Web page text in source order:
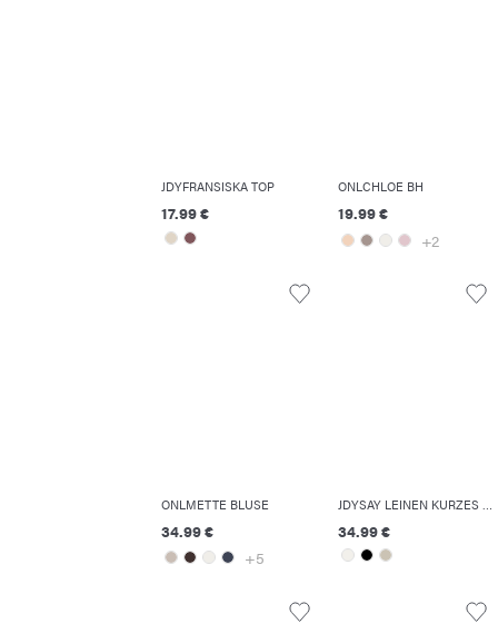
JDYFRANSISKA TOP
17.99 €
ONLCHLOE BH
19.99 €
+2
ONLMETTE BLUSE
34.99 €
+5
34.99 €